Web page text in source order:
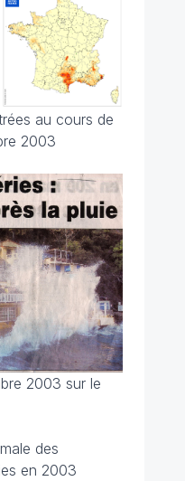
au cours de
2003
2003 sur le
des
en 2003